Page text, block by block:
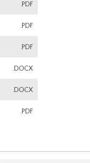
.PDF
.PDF
.PDF
.DOCX
.DOCX
.PDF